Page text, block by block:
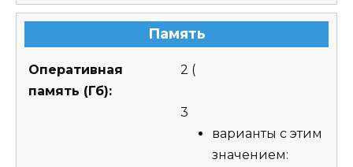
Память
Оперативная
память (Гб):
2 (
3
варианты с этим
значением: